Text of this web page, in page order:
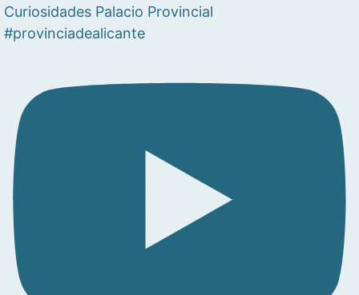
Curiosidades Palacio Provincial
#provinciadealicante